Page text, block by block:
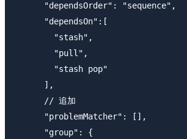
      "dependsOrder": "sequence",
      "dependsOn":[
        "stash",
        "pull",
        "stash pop"
      ],
      // 追加
      "problemMatcher": [],
      "group": {